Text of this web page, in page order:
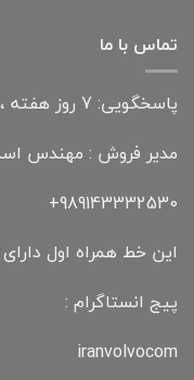
تماس با ما
پاسخگویی: 7 روز هفته ، 9 الی 22
مدیر فروش : مهندس
989143332530+
این خط همراه اول
پیج انستاگرام :
iranvolvocom